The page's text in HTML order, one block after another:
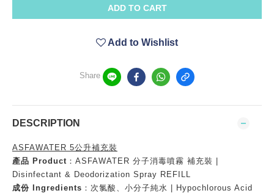
ADD TO CART
Add to Wishlist
Share
DESCRIPTION
ASFAWATER 5公升補充裝
產品 Product ：ASFAWATER 分子消毒噴霧 補充裝 |
Disinfectant & Deodorization Spray REFILL
成份 Ingredients ：次氯酸、小分子純水 | Hypochlorous Acid